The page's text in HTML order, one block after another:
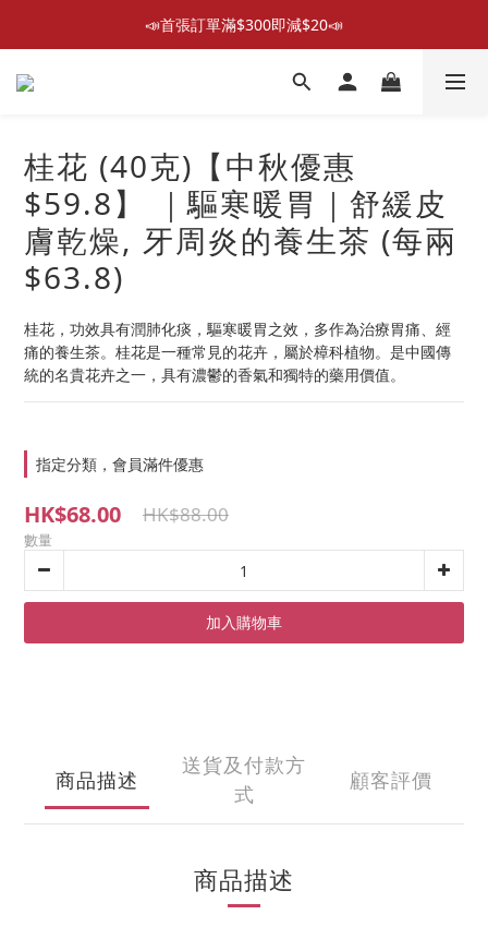
📣首張訂單滿$300即減$20📣
📣首張訂單滿$300即減$20📣
散水回禮禮物 滿件再折優惠🎉
📣首張訂單滿$300即減$20📣
桂花 (40克)【中秋優惠
$59.8】 ｜驅寒暖胃｜舒緩皮
膚乾燥, 牙周炎的養生茶 (每兩
$63.8)
桂花，功效具有潤肺化痰，驅寒暖胃之效，多作為治療胃痛、經
痛的養生茶。桂花是一種常見的花卉，屬於樟科植物。是中國傳
統的名貴花卉之一，具有濃鬱的香氣和獨特的藥用價值。
指定分類，會員滿件優惠
HK$68.00 HK$88.00
數量
加入購物車
商品描述
送貨及付款方
式
顧客評價
商品描述